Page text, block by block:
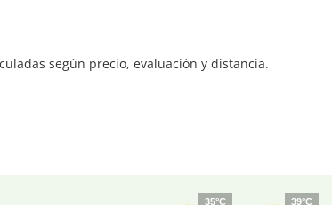
según precio, evaluación y distancia.
35°C
39°C